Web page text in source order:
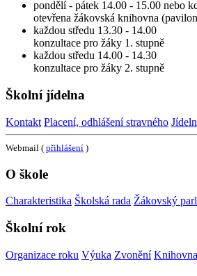
pondělí - pátek 14.00 - 15.00 nebo
otevřena žákovská knihovna
každou středu 13.30 - 14.00
konzultace pro žáky 1. stupně
každou středu 14.00 - 14.30
konzultace pro žáky 2. stupně
Školní jídelna
Kontakt Placení, odhlášení stravného
Webmail ( přihlášení )
O škole
Charakteristika Školská rada Žákovský
Školní rok
Organizace roku Výuka Zvonění Knihovna